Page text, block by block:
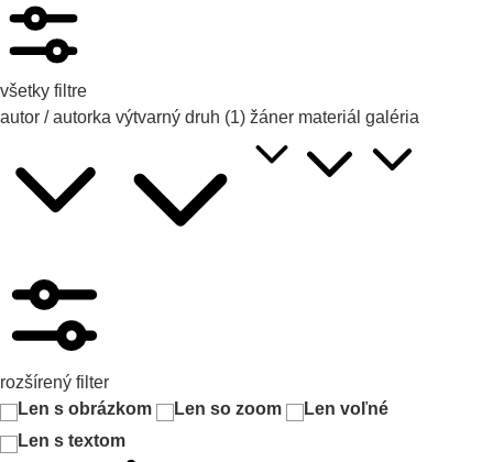
všetky filtre
autor / autorka výtvarný druh (1) žáner materiál galéria
rozšírený filter
Len s obrázkom
Len so zoom
Len voľné
Len s textom